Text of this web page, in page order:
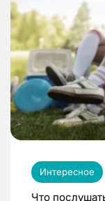
Интересное
Что